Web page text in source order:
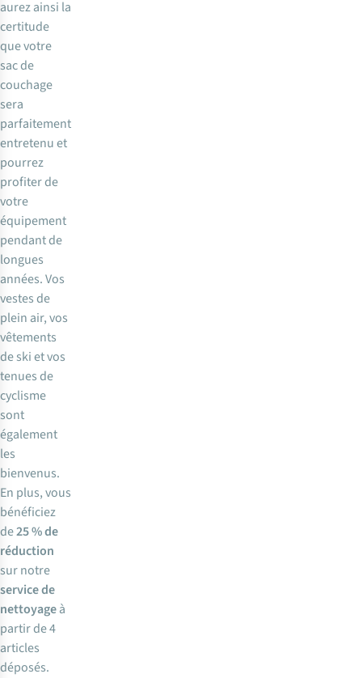
aurez ainsi la
certitude
que votre
sac de
couchage
sera
parfaitement
entretenu et
pourrez
profiter de
votre
équipement
pendant de
longues
années. Vos
vestes de
plein air, vos
vêtements
de ski et vos
tenues de
cyclisme
sont
également
les
bienvenus.
En plus, vous
bénéficiez
de25 % de
réduction
sur notre
service de
nettoyageà
partir de 4
articles
déposés.